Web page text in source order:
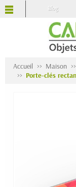
Blog
Accueil Maison
Porte-clés